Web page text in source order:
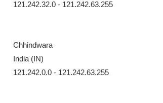
121.242.32.0 - 121.242.63.255
Chhindwara
India (IN)
121.242.0.0 - 121.242.63.255